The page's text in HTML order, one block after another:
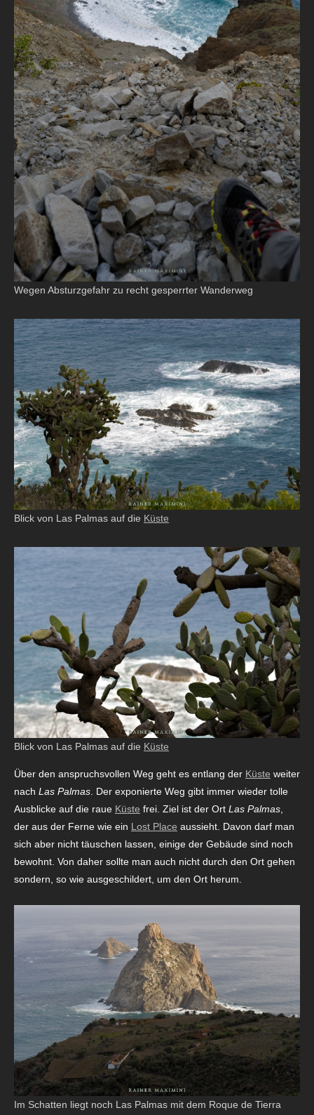
Wegen Absturzgefahr zu recht gesperrter Wanderweg
Blick von Las Palmas auf die Küste
Blick von Las Palmas auf die Küste
Über den anspruchsvollen Weg geht es entlang der Küste weiter
nach Las Palmas . Der exponierte Weg gibt immer wieder tolle
Ausblicke auf die raue Küste frei. Ziel ist der Ort Las Palmas
der aus der Ferne wie ein Lost Place aussieht. Davon darf man
sich aber nicht täuschen lassen, einige der Gebäude sind noch
bewohnt. Von daher sollte man auch nicht durch den Ort gehen
sondern, so wie ausgeschildert, um den Ort herum.
Im Schatten liegt noch Las Palmas mit dem Roque de Tierra